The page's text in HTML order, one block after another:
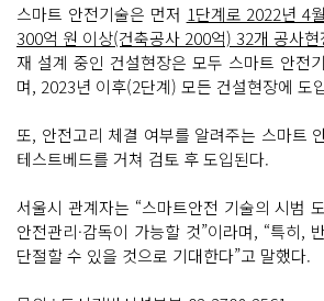
스마트 안전기술은 먼저 1단계로 2022년 4
300억 원 이상(건축공사 200억) 32개 공사
재 설계 중인 건설현장은 모두 스마트 안전
며, 2023년 이후(2단계) 모든 건설현장에 도
또, 안전고리 체결 여부를 알려주는 스마트
테스트베드를 거쳐 검토 후 도입된다.
서울시 관계자는 “스마트안전 기술의 시범
안전관리·감독이 가능할 것”이라며, “특히,
단절할 수 있을 것으로 기대한다”고 말했다.